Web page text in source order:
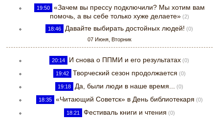
19:50
«Зачем вы прессу подключили? Мы хотим вам
помочь, а вы себе только хуже делаете» (2)
18:46 Давайте выбирать достойных людей! (0)
07 Июня, Вторник
20:14 И снова о ППМИ и его результатах (0)
19:42 Творческий сезон продолжается (0)
19:18 Да, были люди в наше время... (0)
18:35 «Читающий Советск» в День библиотекаря (0)
18:21 Фестиваль книги и чтения (0)